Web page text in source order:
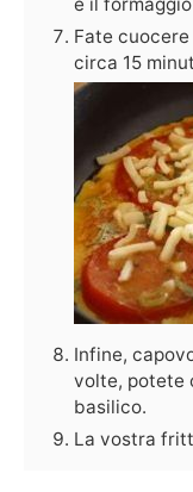
Fate
circa 15
Infine,
volte, potete
basilico.
La vostra